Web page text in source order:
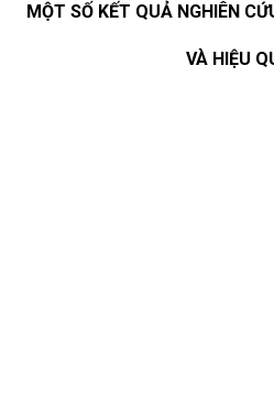
MỘT SỐ KẾT QUẢ NGHIÊN
VÀ HIỆU